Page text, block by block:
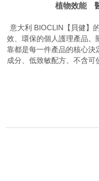
植物效能
意大利 BIOCLIN【貝健】
效、環保的個人護理產品。
靠都是每一件產品的核心決
成分、低致敏配方、不含